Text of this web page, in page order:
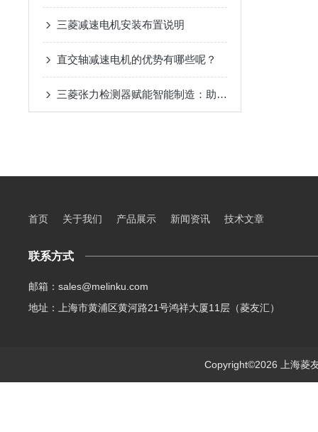
三菱减速电机安装布置说明
直交轴减速电机的优势有哪些呢？
三菱张力检测器赋能智能制造：助力卷材生产线实现张力闭环控制与效率提升
首页 关于我们 产品展示 新闻资讯 技术文章
联系方式
邮箱：sales@melinku.com
地址：上海市黄浦区黄河路21号鸿祥大厦11层（菱友汇）
Copyright©2026 上海菱